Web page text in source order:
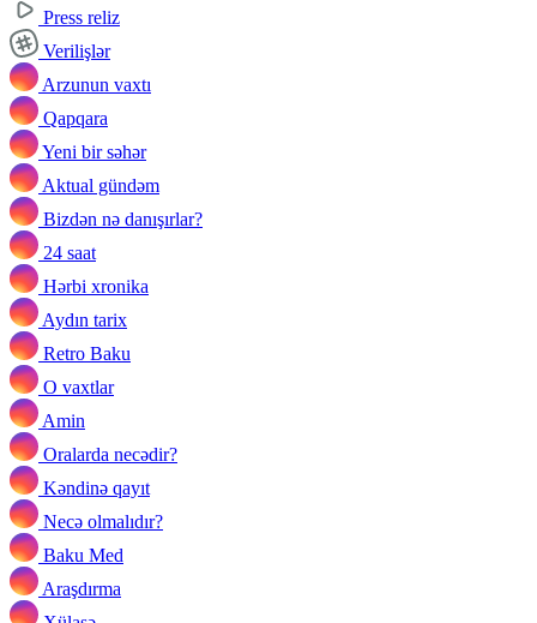
Press reliz
Verilişlər
Arzunun vaxtı
Qapqara
Yeni bir səhər
Aktual gündəm
Bizdən nə danışırlar?
24 saat
Hərbi xronika
Aydın tarix
Retro Baku
O vaxtlar
Amin
Oralarda necədir?
Kəndinə qayıt
Necə olmalıdır?
Baku Med
Araşdırma